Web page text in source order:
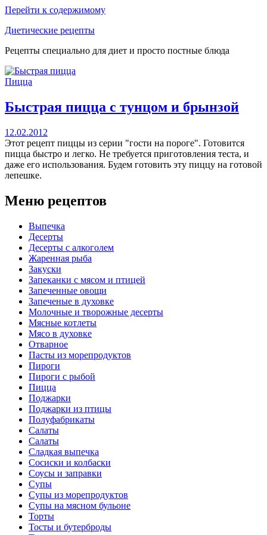
Перейти к содержимому
Диетические рецепты
Рецепты специально для диет и просто постные блюда
Пицца
Быстрая пицца с тунцом и брынзой
12.02.2012
Этот рецепт пиццы из серии "гости на пороге". Готовится
пицца быстро и легко. Не требуется приготовления теста, и
даже его использования. Будем готовить эту пиццу на готовой
лепешке.
Меню рецептов
Выпечка
Десерты
Десерты с алкоголем
Жаренная рыба
Закуски
Запеканки с мясом и птицей
Запеченные овощи
Запеченые в духовке
Молочные и творожные десерты
Мясные котлеты
Мясо в духовке
Отварное
Пасты из морепродуктов
Пироги
Пироги с рыбой
Пицца
Поджарки
Поджарки из птицы
Полуфабрикаты
Салаты
Салаты
Сладкая выпечка
Сосиски и колбаски
Соусы и заправки
Супы
Супы из морепродуктов
Супы на мясном бульоне
Торты
Тосты и бутерброды